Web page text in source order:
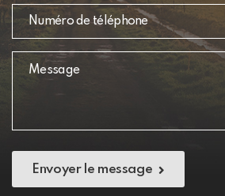
Envoyer le message